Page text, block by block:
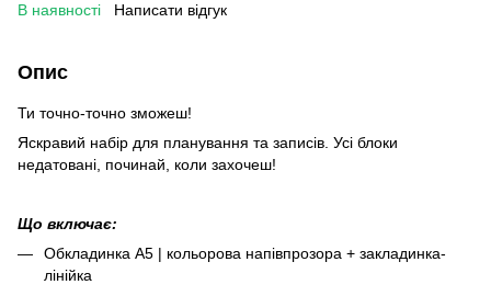
В наявності Написати відгук
Опис
Ти точно-точно зможеш!
Яскравий набір для планування та записів. Усі блоки
недатовані, починай, коли захочеш!
Що включає:
Обкладинка А5 | кольорова напівпрозора + закладинка-
лінійка